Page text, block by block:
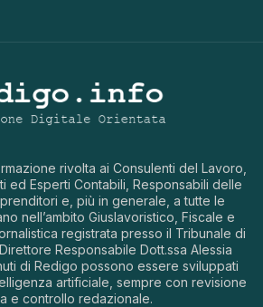
rivolta ai Consulenti del Lavoro,
ed Esperti Contabili, Responsabili delle
e, più in generale, a tutte le
nell’ambito Giuslavoristico, Fiscale e
registrata presso il Tribunale di
Responsabile Dott.ssa Alessia
di Redigo possono essere sviluppati
artificiale, sempre con revisione
e controllo redazionale.